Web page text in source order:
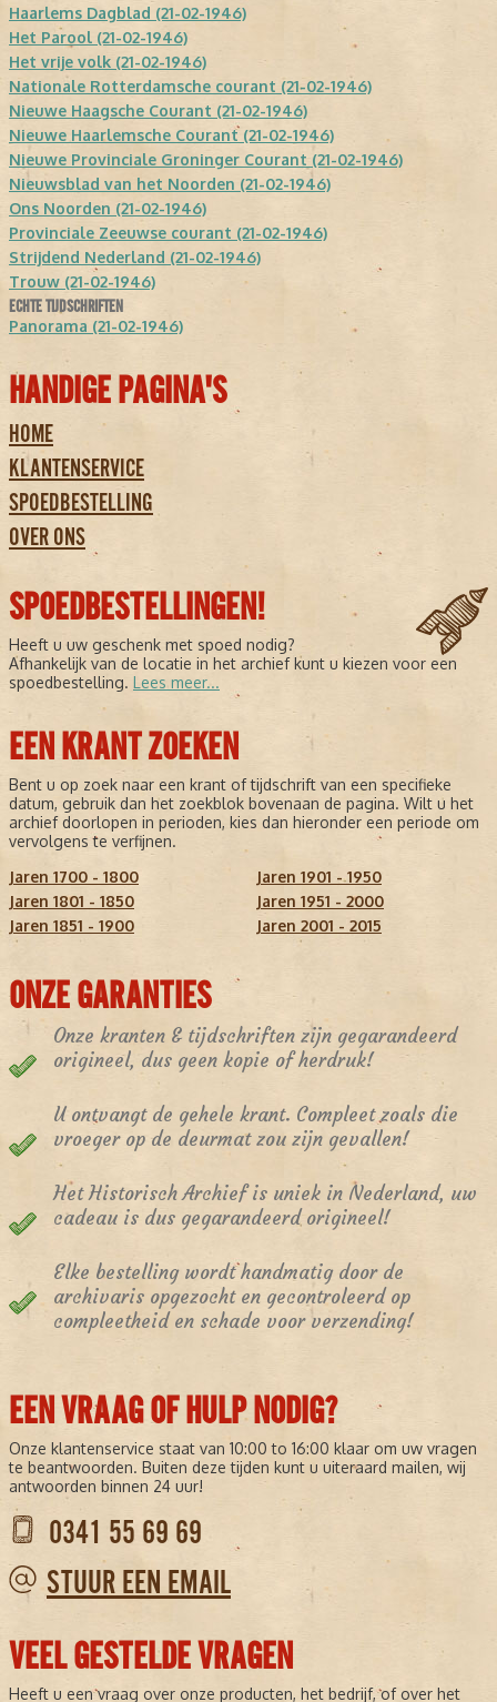
Haarlems Dagblad (21-02-1946)
Het Parool (21-02-1946)
Het vrije volk (21-02-1946)
Nationale Rotterdamsche courant (21-02-1946)
Nieuwe Haagsche Courant (21-02-1946)
Nieuwe Haarlemsche Courant (21-02-1946)
Nieuwe Provinciale Groninger Courant (21-02-1946)
Nieuwsblad van het Noorden (21-02-1946)
Ons Noorden (21-02-1946)
Provinciale Zeeuwse courant (21-02-1946)
Strijdend Nederland (21-02-1946)
Trouw (21-02-1946)
ECHTE TIJDSCHRIFTEN
Panorama (21-02-1946)
HANDIGE PAGINA'S
HOME
KLANTENSERVICE
SPOEDBESTELLING
OVER ONS
SPOEDBESTELLINGEN!
Heeft u uw geschenk met spoed nodig?
Afhankelijk van de locatie in het archief kunt u kiezen voor een
spoedbestelling. Lees meer...
EEN KRANT ZOEKEN
Bent u op zoek naar een krant of tijdschrift van een specifieke
datum, gebruik dan het zoekblok bovenaan de pagina. Wilt u het
archief doorlopen in perioden, kies dan hieronder een periode om
vervolgens te verfijnen.
Jaren 1700 - 1800
Jaren 1801 - 1850
Jaren 1851 - 1900
Jaren 1901 - 1950
Jaren 1951 - 2000
Jaren 2001 - 2015
ONZE GARANTIES
Onze kranten & tijdschriften zijn gegarandeerd
origineel, dus geen kopie of herdruk!
U ontvangt de gehele krant. Compleet zoals die
vroeger op de deurmat zou zijn gevallen!
Het Historisch Archief is uniek in Nederland, uw
cadeau is dus gegarandeerd origineel!
Elke bestelling wordt handmatig door de
archivaris opgezocht en gecontroleerd op
compleetheid en schade voor verzending!
EEN VRAAG OF HULP NODIG?
Onze klantenservice staat van 10:00 to 16:00 klaar om uw vragen
te beantwoorden. Buiten deze tijden kunt u uiteraard mailen, wij
antwoorden binnen 24 uur!
0341 55 69 69
STUUR EEN EMAIL
VEEL GESTELDE VRAGEN
Heeft u een vraag over onze producten, het bedrijf, of over het